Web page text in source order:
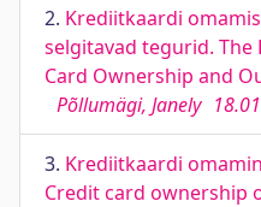
2. Krediitkaardi
selgitavad tegurid.
Card Ownership and
Põllumägi, Janely
3. Krediitkaardi
Credit card ownership